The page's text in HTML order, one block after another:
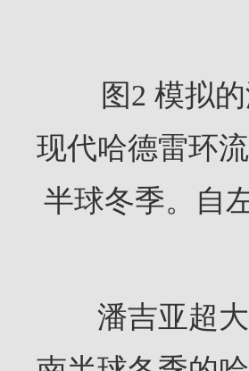
图2 模拟的
现代哈德雷环
半球冬季。自
潘吉亚超大